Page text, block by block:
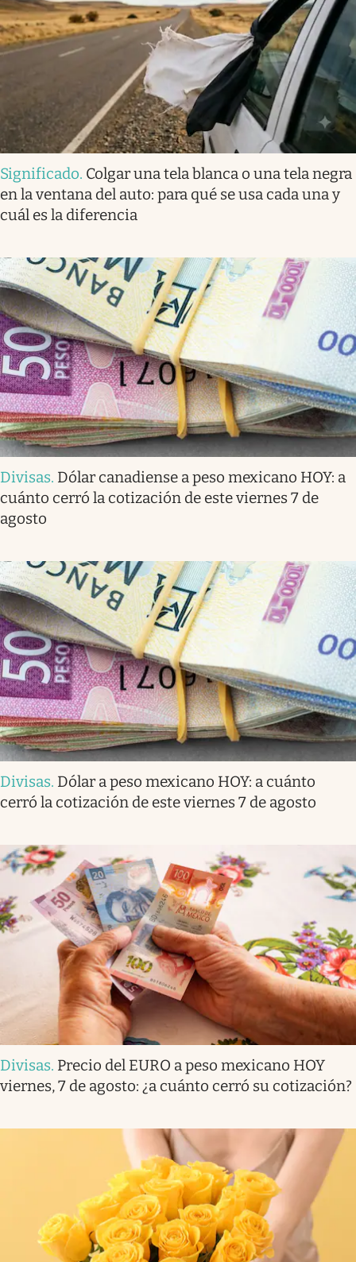
Significado. Colgar una tela blanca o una tela negra
en la ventana del auto: para qué se usa cada una y
cuál es la diferencia
Divisas. Dólar canadiense a peso mexicano HOY: a
cuánto cerró la cotización de este viernes 7 de
agosto
Divisas. Dólar a peso mexicano HOY: a cuánto
cerró la cotización de este viernes 7 de agosto
Divisas. Precio del EURO a peso mexicano HOY
viernes, 7 de agosto: ¿a cuánto cerró su cotización?